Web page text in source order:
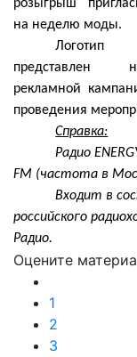
розыгрыш
на неделю моды.
Логотип
представлен
рекламной
проведения
Справка:
Радио
FM (частота в
Входит в
российского
Радио.
Оцените
1
2
3